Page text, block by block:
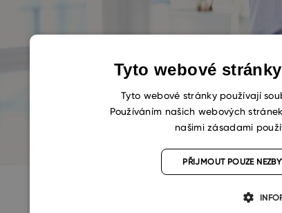
Tyto webové
Tyto webové stránky používají
Používáním našich webových
našimi zásadami
PŘIJMOUT POUZE